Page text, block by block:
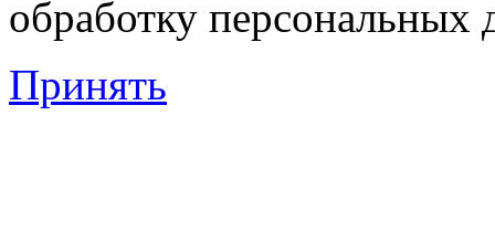
обработку персональных
Принять